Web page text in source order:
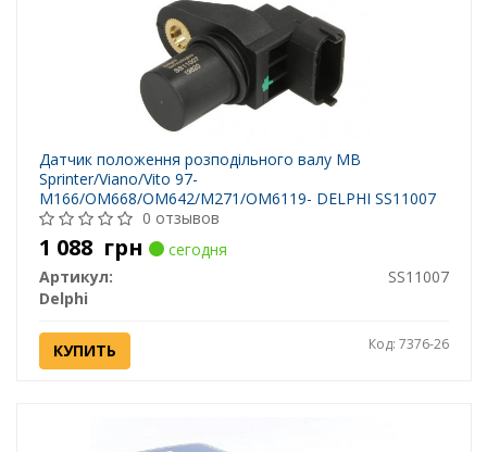
Датчик положення розподільного валу MB
Sprinter/Viano/Vito 97-
M166/OM668/OM642/M271/OM6119- DELPHI SS11007
0 отзывов
1 088 грн
сегодня
Артикул:
SS11007
Delphi
КУПИТЬ Код: 7376-26